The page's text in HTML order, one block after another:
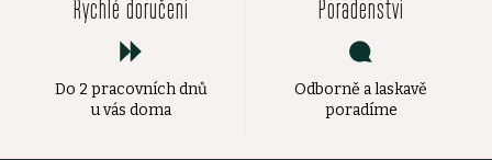
Rychlé doručení
Do 2 pracovních dnů
u vás doma
Poradenství
Odborně a laskavě
poradíme